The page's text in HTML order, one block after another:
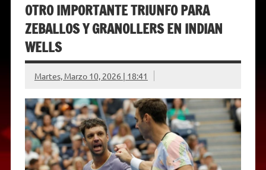
OTRO IMPORTANTE TRIUNFO PARA
ZEBALLOS Y GRANOLLERS EN INDIAN
WELLS
Martes, Marzo 10, 2026 | 18:41